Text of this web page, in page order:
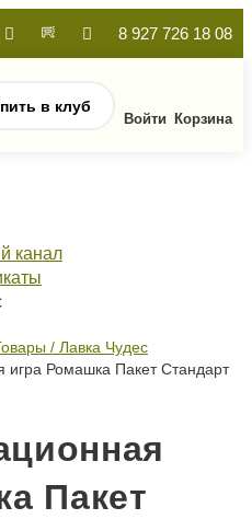
8 927 726 18 08
в клуб
Войти Корзина
канал
/ Лавка Чудес
Ромашка Пакет Стандарт
Пакет